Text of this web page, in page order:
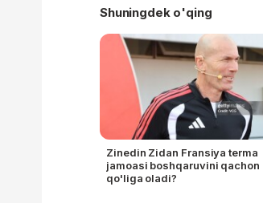
Shuningdek o'qing
Zinedin Zidan Fransiya terma
jamoasi boshqaruvini qachon
qo'liga oladi?